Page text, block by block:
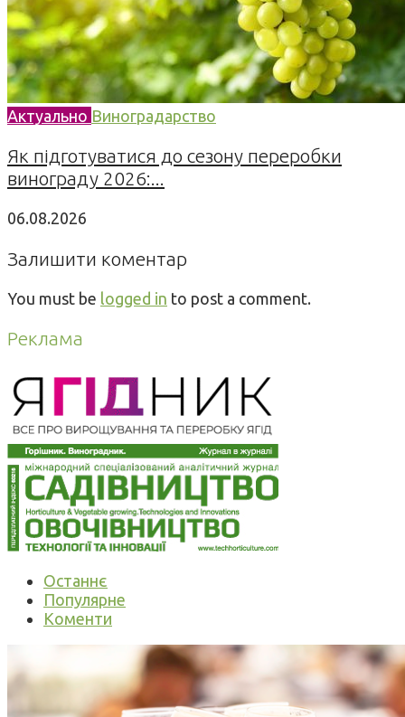
Актуально Виноградарство
Як підготуватися до сезону переробки
винограду 2026:...
06.08.2026
Залишити коментар
You must be logged in to post a comment.
Реклама
Останнє
Популярне
Коменти